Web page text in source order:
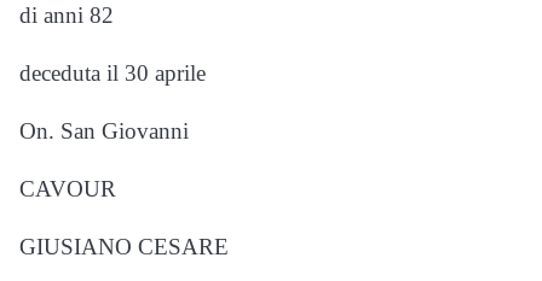
di anni 82
deceduta il 30 aprile
On. San Giovanni
CAVOUR
GIUSIANO CESARE